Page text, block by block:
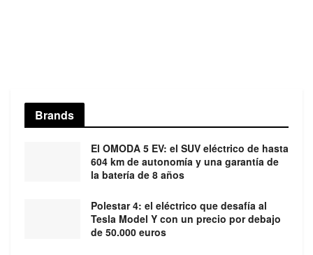
Brands
El OMODA 5 EV: el SUV eléctrico de hasta
604 km de autonomía y una garantía de
la batería de 8 años
Polestar 4: el eléctrico que desafía al
Tesla Model Y con un precio por debajo
de 50.000 euros